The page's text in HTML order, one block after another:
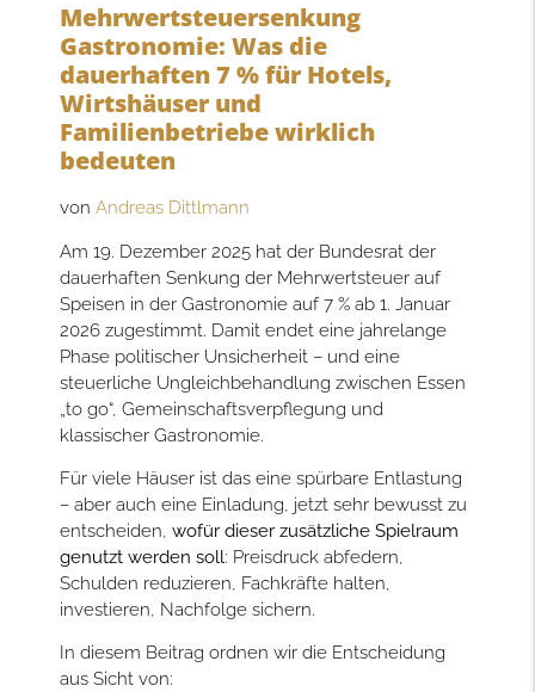
Mehrwertsteuersenkung
Gastronomie: Was die
dauerhaften 7 % für Hotels,
Wirtshäuser und
Familienbetriebe wirklich
bedeuten
von Andreas Dittlmann
Am 19. Dezember 2025 hat der Bundesrat der
dauerhaften Senkung der Mehrwertsteuer auf
Speisen in der Gastronomie auf 7 % ab 1. Januar
2026 zugestimmt. Damit endet eine jahrelange
Phase politischer Unsicherheit – und eine
steuerliche Ungleichbehandlung zwischen Essen
„to go“, Gemeinschaftsverpflegung und
klassischer Gastronomie.
Für viele Häuser ist das eine spürbare Entlastung
– aber auch eine Einladung, jetzt sehr bewusst zu
entscheiden, wofür dieser zusätzliche Spielraum
genutzt werden soll: Preisdruck abfedern,
Schulden reduzieren, Fachkräfte halten,
investieren, Nachfolge sichern.
In diesem Beitrag ordnen wir die Entscheidung
aus Sicht von: